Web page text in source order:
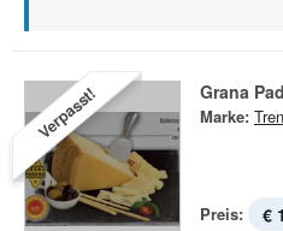
Verpasst! Grana
Marke:
Preis: €